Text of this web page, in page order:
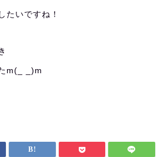
たいですね！
m(_ _)m